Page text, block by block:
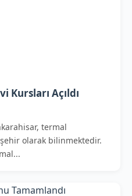
Kursları Açıldı
termal
olarak bilinmektedir.